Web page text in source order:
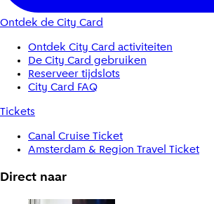
Ontdek de City Card
Ontdek City Card activiteiten
De City Card gebruiken
Reserveer tijdslots
City Card FAQ
Tickets
Canal Cruise Ticket
Amsterdam & Region Travel Ticket
Direct naar